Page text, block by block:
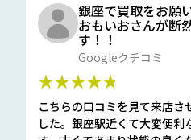
銀座で買取をお願
おもいおさんが断
す！！
Googleクチコミ
★★★★★
こちらの口コミを見て来店さ
した。銀座駅近くて大変便利